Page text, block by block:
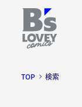
TOP 検索